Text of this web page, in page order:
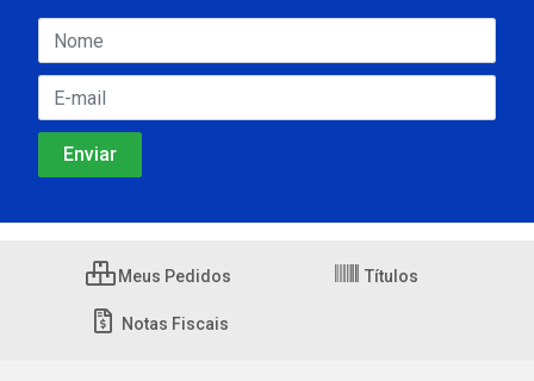
Meus Pedidos Títulos
Notas Fiscais